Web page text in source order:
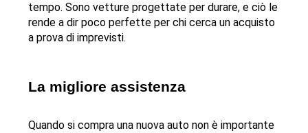
tempo. Sono vetture progettate per durare, e ciò le
rende a dir poco perfette per chi cerca un acquisto
a prova di imprevisti.
La migliore assistenza
Quando si compra una nuova auto non è importante